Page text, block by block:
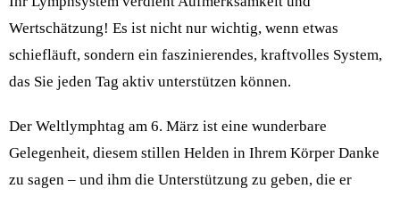
Wertschätzung! Es ist nicht nur wichtig, wenn etwas
schiefläuft, sondern ein faszinierendes, kraftvolles System,
das Sie jeden Tag aktiv unterstützen können.
Der Weltlymphtag am 6. März ist eine wunderbare
Gelegenheit, diesem stillen Helden in Ihrem Körper Danke
zu sagen – und ihm die Unterstützung zu geben, die er